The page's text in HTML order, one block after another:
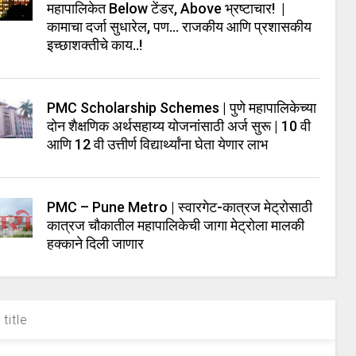
महापालिकेत Below टेंडर, Above भ्रष्टाचार! |
कामाचा दर्जा सुधारेल, पण… राजकीय आणि प्रशासकीय
इच्छाशक्तीचे काय..!
PMC Scholarship Schemes | पुणे महापालिकेच्या
दोन शैक्षणिक अर्थसहाय्य योजनांसाठी अर्ज सुरू | 10 वी
आणि 12 वी उत्तीर्ण विद्यार्थ्यांना घेता येणार लाभ
PMC – Pune Metro | स्वारगेट-कात्रज मेट्रोसाठी
कात्रज चौकातील महापालिकेची जागा मेट्रोला मालकी
हक्काने दिली जाणार